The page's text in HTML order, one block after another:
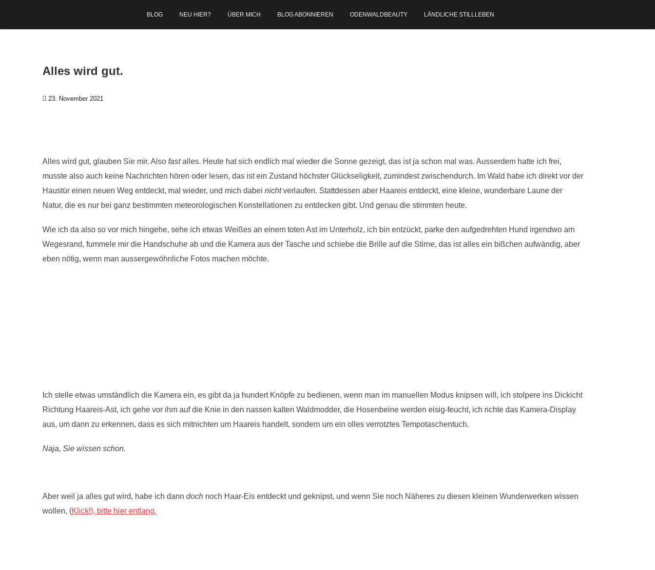
BLOG NEU HIER? ÜBER MICH BLOG ABONNIEREN ODENWALDBEAUTY LÄNDLICHE STILLLEBEN
Alles wird gut.
23. November 2021
Alles wird gut, glauben Sie mir. Also fastalles. Heute hat sich endlich mal wieder die Sonne gezeigt, das ist ja schon mal was. Ausserdem hatte ich frei,
musste also auch keine Nachrichten hören oder lesen, das ist ein Zustand höchster Glückseligkeit, zumindest zwischendurch. Im Wald habe ich direkt vor der
Haustür einen neuen Weg entdeckt, mal wieder, und mich dabei nichtverlaufen. Stattdessen aber Haareis entdeckt, eine kleine, wunderbare Laune der
Natur, die es nur bei ganz bestimmten meteorologischen Konstellationen zu entdecken gibt. Und genau die stimmten heute.
Wie ich da also so vor mich hingehe, sehe ich etwas Weißes an einem toten Ast im Unterholz, ich bin entzückt, parke den aufgedrehten Hund irgendwo am
Wegesrand, fummele mir die Handschuhe ab und die Kamera aus der Tasche und schiebe die Brille auf die Stirne, das ist alles ein bißchen aufwändig, aber
eben nötig, wenn man aussergewöhnliche Fotos machen möchte.
Ich stelle etwas umständlich die Kamera ein, es gibt da ja hundert Knöpfe zu bedienen, wenn man im manuellen Modus knipsen will, ich stolpere ins Dickicht
Richtung Haareis-Ast, ich gehe vor ihm auf die Knie in den nassen kalten Waldmodder, die Hosenbeine werden eisig-feucht, ich richte das Kamera-Display
aus, um dann zu erkennen, dass es sich mitnichten um Haareis handelt, sondern um ein olles verrotztes Tempotaschentuch.
Naja, Sie wissen schon.
Aber weil ja alles gut wird, habe ich dann doch noch Haar-Eis entdeckt und geknipst, und wenn Sie noch Näheres zu diesen kleinen Wunderwerken wissen
wollen, (Klick!), bitte hier entlang.